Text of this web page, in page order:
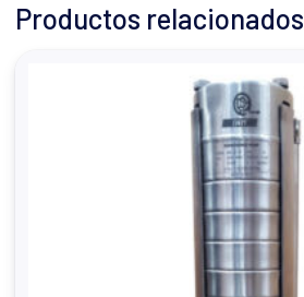
Productos relacionados